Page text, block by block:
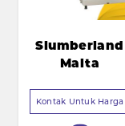
Slumberland
Malta
Kontak Untuk Harga